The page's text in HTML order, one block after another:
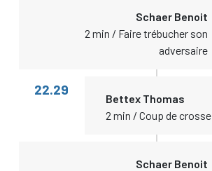
Schaer Benoit
2 min / Faire trébucher son
adversaire
22.29
Bettex Thomas
2 min / Coup de crosse
Schaer Benoit